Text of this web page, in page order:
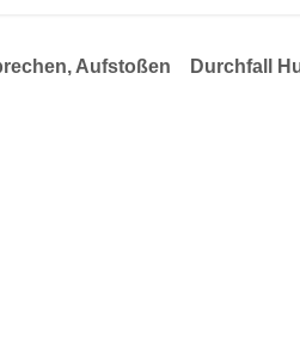
Aufstoßen